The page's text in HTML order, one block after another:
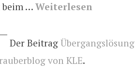
beim … Weiterlesen
Der Beitrag Übergangslösung
von KLE.